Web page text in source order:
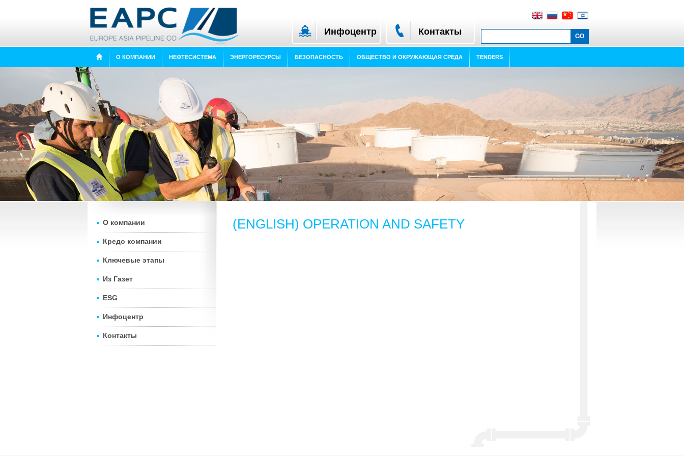
Инфоцентр Контакты
О КОМПАНИИ НЕФТЕСИСТЕМА ЭНЕРГОРЕСУРСЫ БЕЗОПАСНОСТЬ ОБЩЕСТВО И ОКРУЖАЮЩАЯ СРЕДА TENDERS
(ENGLISH) OPERATION AND SAFETY
О компании
Кредо компании
Ключевые этапы
Из Газет
ESG
Инфоцентр
Контакты